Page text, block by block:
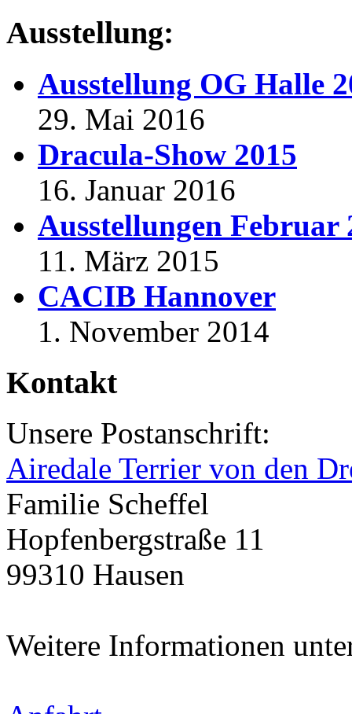
Ausstellung:
Ausstellung OG Halle
29. Mai 2016
Dracula-Show 2015
16. Januar 2016
Ausstellungen Februar
11. März 2015
CACIB Hannover
1. November 2014
Kontakt
Unsere Postanschrift:
Airedale Terrier von den
Familie Scheffel
Hopfenbergstraße 11
99310 Hausen
Weitere Informationen